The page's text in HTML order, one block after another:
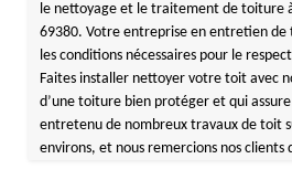
le nettoyage et le traitement de toiture
69380. Votre entreprise en entretien
les conditions nécessaires pour le
Faites installer nettoyer votre toit avec
d’une toiture bien protéger et qui
entretenu de nombreux travaux de toit
environs, et nous remercions nos clients